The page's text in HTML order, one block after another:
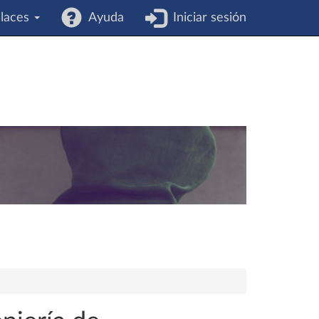
Ayuda Iniciar sesión